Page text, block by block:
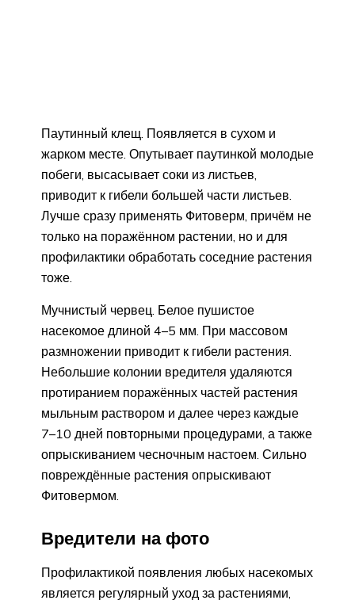
Паутинный клещ. Появляется в сухом и
жарком месте. Опутывает паутинкой молодые
побеги, высасывает соки из листьев,
приводит к гибели большей части листьев.
Лучше сразу применять Фитоверм, причём не
только на поражённом растении, но и для
профилактики обработать соседние растения
тоже.
Мучнистый червец. Белое пушистое
насекомое длиной 4–5 мм. При массовом
размножении приводит к гибели растения.
Небольшие колонии вредителя удаляются
протиранием поражённых частей растения
мыльным раствором и далее через каждые
7–10 дней повторными процедурами, а также
опрыскиванием чесночным настоем. Сильно
повреждённые растения опрыскивают
Фитовермом.
Вредители на фото
Профилактикой появления любых насекомых
является регулярный уход за растениями,